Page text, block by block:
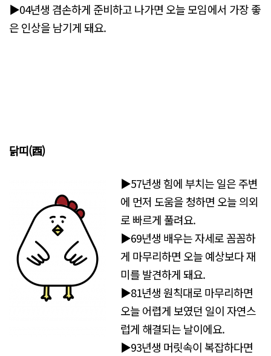
▶04년생 겸손하게 준비하고 나가면 오늘 모임에서 가장 좋
은 인상을 남기게 돼요.
닭띠(酉)
▶57년생 힘에 부치는 일은 주변
에 먼저 도움을 청하면 오늘 의외
로 빠르게 풀려요.
▶69년생 배우는 자세로 꼼꼼하
게 마무리하면 오늘 예상보다 재
미를 발견하게 돼요.
▶81년생 원칙대로 마무리하면
오늘 어렵게 보였던 일이 자연스
럽게 해결되는 날이에요.
▶93년생 머릿속이 복잡하다면